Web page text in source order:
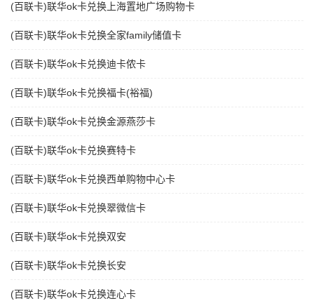
(百联卡)联华ok卡兑换上海置地广场购物卡
(百联卡)联华ok卡兑换全家family储值卡
(百联卡)联华ok卡兑换迪卡侬卡
(百联卡)联华ok卡兑换福卡(裕福)
(百联卡)联华ok卡兑换金源燕莎卡
(百联卡)联华ok卡兑换赛特卡
(百联卡)联华ok卡兑换西单购物中心卡
(百联卡)联华ok卡兑换翠微信卡
(百联卡)联华ok卡兑换双安
(百联卡)联华ok卡兑换长安
(百联卡)联华ok卡兑换连心卡